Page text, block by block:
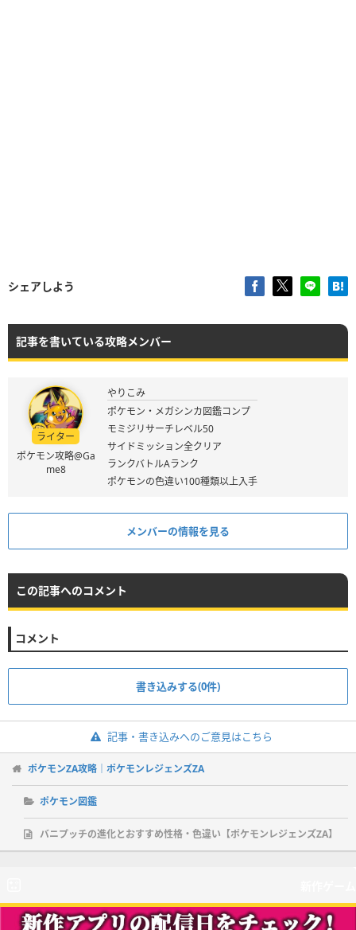
シェアしよう
記事を書いている攻略メンバー
ライター
ポケモン攻略@Ga
me8
やりこみ
ポケモン・メガシンカ図鑑コンプ
モミジリサーチレベル50
サイドミッション全クリア
ランクバトルAランク
ポケモンの色違い100種類以上入手
メンバーの情報を見る
この記事へのコメント
コメント
書き込みする(0件)
記事・書き込みへのご意見はこちら
ポケモンZA攻略｜ポケモンレジェンズZA
ポケモン図鑑
バニプッチの進化とおすすめ性格・色違い【ポケモンレジェンズZA】